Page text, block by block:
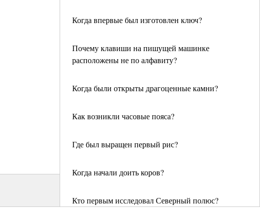
Когда впервые был изготовлен ключ?
Почему клавиши на пишущей машинке
расположены не по алфавиту?
Когда были открыты драгоценные камни?
Как возникли часовые пояса?
Где был выращен первый рис?
Когда начали доить коров?
Кто первым исследовал Северный полюс?